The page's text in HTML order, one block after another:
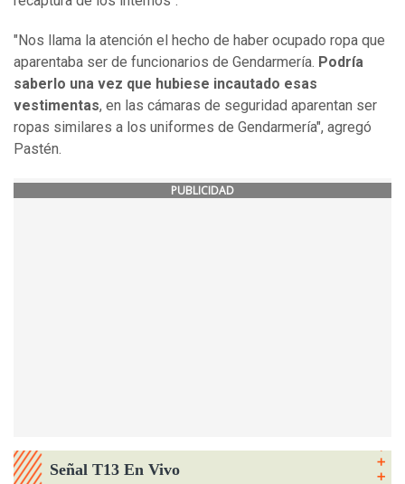
"Nos llama la atención el hecho de haber ocupado ropa que
aparentaba ser de funcionarios de Gendarmería. Podría
saberlo una vez que hubiese incautado esas
vestimentas, en las cámaras de seguridad aparentan ser
ropas similares a los uniformes de Gendarmería", agregó
Pastén.
PUBLICIDAD
Señal T13 En Vivo